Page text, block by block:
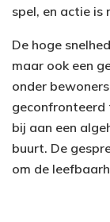
spel, en actie is
De hoge
maar ook een
onder
bij aan een
buurt. De
om de